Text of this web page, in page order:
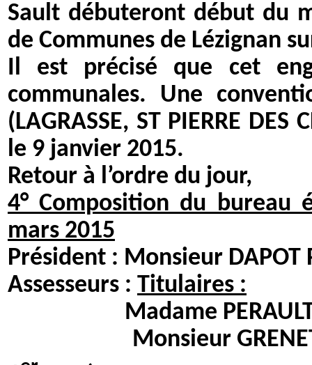
Sault débuteront début du
de Communes de Lézignan
Il est précisé que cet
communales. Une
(LAGRASSE, ST PIERRE DES
le 9 janvier 2015.
Retour à l’ordre du jour,
4° Composition du bureau
mars 2015
Président : Monsieur
Assesseurs : Titulaires :
Madame PERAULT
Monsieur GRENET